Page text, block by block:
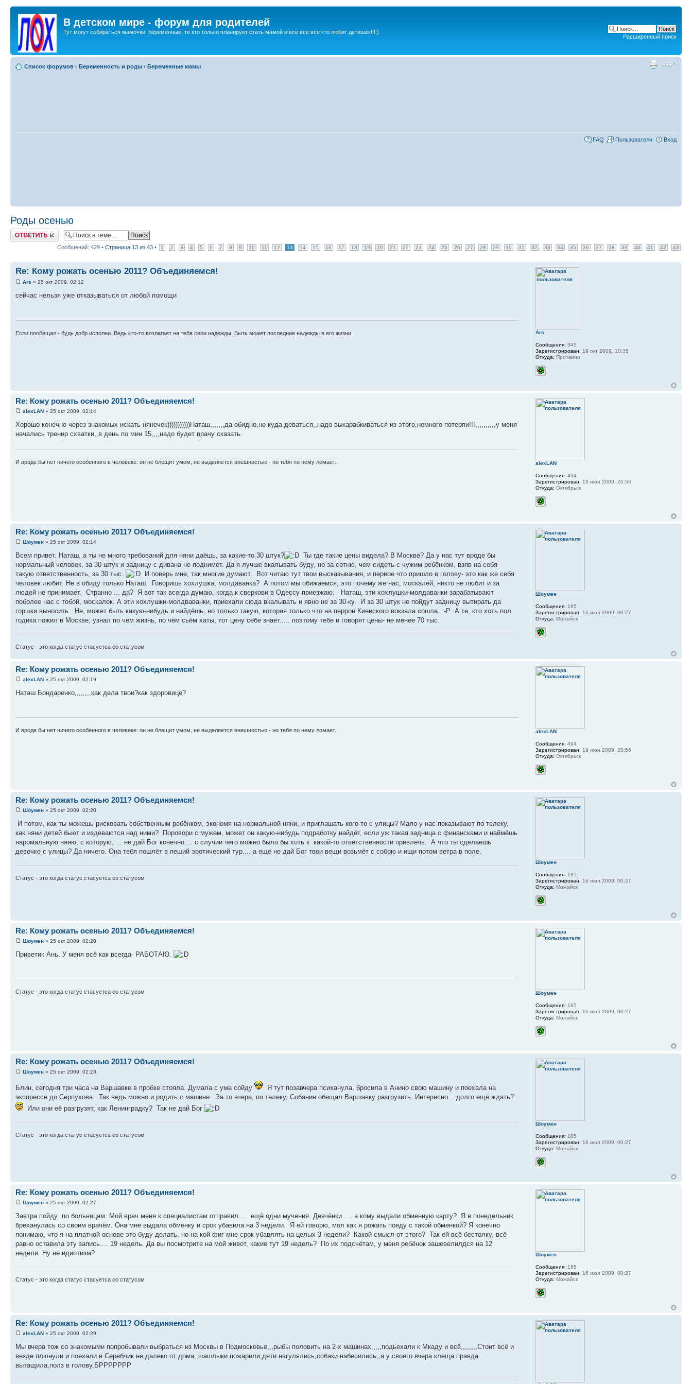
В детском мире - форум для родителей
Тут могут собираться мамочки, беременные, те кто только планирует стать мамой и все все все кто любит детишек!!!:)
Расширенный поиск
Список форумов ‹ Беременность и роды ‹ Беременные мамы
FAQ Пользователи Вход
Роды осенью
Ответить
Сообщений: 429 • Страница 13 из 43 • 1 2 3 4 5 6 7 8 9 10 11 12 13 14 15 16 17 18 19 20 21 22 23 24 25 26 27 28 29 30 31 32 33 34 35 36 37 38 39 40 41 42 43
Re: Кому рожать осенью 2011? Объединяемся!
Ars » 25 окт 2009, 02:12
сейчас нельзя уже отказываться от любой помощи
Если пообещал - будь добр исполни. Ведь кто-то возлагает на тебя свои надежды. Быть может последние надежды в его жизни. Ars
Сообщения: 345
Зарегистрирован: 19 окт 2009, 10:35
Откуда: Протвино
Re: Кому рожать осенью 2011? Объединяемся!
alexLAN » 25 окт 2009, 02:14
Хорошо конечно через знакомых искать нянечек)))))))))))Наташ,,,,,,,да обидно,но куда деваться,,надо выкарабкиваться из этого,немного потерпи!!!,,,,,,,,,,у меня
начались тренир схватки,,в день по мин 15,,,,надо будет врачу сказать.
И вроде бы нет ничего особенного в человеке: он не блещит умом, не выделяется внешностью - но тебя по нему ломает. alexLAN
Сообщения: 494
Зарегистрирован: 19 июн 2009, 20:56
Откуда: Октябрьск
Re: Кому рожать осенью 2011? Объединяемся!
Шоумен » 25 окт 2009, 02:14
Всем привет. Наташ, а ты не много требований для няни даёшь, за какие-то 30 штук?
Ты где такие цены видела? В Москве? Да у нас тут вроде бы
нормальный человек, за 30 штук и задницу с дивана не поднимет. Да я лучше вкалывать буду, но за сотню, чем сидеть с чужим ребёнком, взяв на себя
такую ответственность, за 30 тыс.
И поверь мне, так многие думают. Вот читаю тут твои высказывания, и первое что пришло в голову- это как же себя
человек любит. Не в обиду только Наташ. Говоришь хохлушка, молдаванка? А потом мы обижаемся, это почему же нас, москалей, никто не любит и за
людей не принимает. Странно ... да? Я вот так всегда думаю, когда к сверкови в Одессу приезжаю. Наташ, эти хохлушки-молдаванки зарабатывают
поболее нас с тобой, москалек. А эти хохлушки-молдваванки, приехали сюда вкалывать и явно не за 30-ку. И за 30 штук не пойдут задницу вытирать да
горшки выносить. Не, может быть какую-нибудь и найдёшь, но только такую, которая только что на перрон Киевского вокзала сошла. :-P А те, кто хоть пол
годика пожил в Москве, узнал по чём жизнь, по чём сьём хаты, тот цену себе знает..... поэтому тебе и говорят цены- не менее 70 тыс.
Статус - это когда статус стасуетса со статусом
Шоумен
Сообщения: 185
Зарегистрирован: 16 июл 2009, 00:27
Откуда: Можайск
Re: Кому рожать осенью 2011? Объединяемся!
alexLAN » 25 окт 2009, 02:19
Наташ Бондаренко,,,,,,,,как дела твои?как здоровице?
И вроде бы нет ничего особенного в человеке: он не блещит умом, не выделяется внешностью - но тебя по нему ломает. alexLAN
Сообщения: 494
Зарегистрирован: 19 июн 2009, 20:56
Откуда: Октябрьск
Re: Кому рожать осенью 2011? Объединяемся!
Шоумен » 25 окт 2009, 02:20
И потом, как ты можешь рисковать собственным ребёнком, экономя на нормальной няни, и приглашать кого-то с улицы? Мало у нас показывают по телеку,
как няни детей бьют и издеваются над ними? Поровори с мужем, может он какую-нибудь подработку найдёт, если уж такая задница с финансками и наймёшь
наромальную няню, с которую, .. не дай Бог конечно.... с случии чего можно было бы хоть к какой-то ответственности привлечь. А что ты сделаешь
девочке с улицы? Да ничего. Она тебя пошлёт в пеший эротический тур.... а ещё не дай Бог твои вещи возьмёт с собою и ищи потом ветра в поле.
Статус - это когда статус стасуетса со статусом
Шоумен
Сообщения: 185
Зарегистрирован: 16 июл 2009, 00:27
Откуда: Можайск
Re: Кому рожать осенью 2011? Объединяемся!
Шоумен » 25 окт 2009, 02:20
Приветик Ань. У меня всё как всегда- РАБОТАЮ.
Статус - это когда статус стасуетса со статусом Шоумен
Сообщения: 185
Зарегистрирован: 16 июл 2009, 00:27
Откуда: Можайск
Re: Кому рожать осенью 2011? Объединяемся!
Шоумен » 25 окт 2009, 02:23
Блин, сегодня три часа на Варшавке в пробке стояла. Думала с ума сойду
Я тут позавчера психанула, бросила в Анино свою машину и поехала на
экспрессе до Серпухова. Так ведь можно и родить с машине. За то вчера, по телеку, Собянин обещал Варшавку разгрузить. Интересно... долго ещё ждать?
Или они её разгрузят, как Ленинградку? Так не дай Бог
Статус - это когда статус стасуетса со статусом
Шоумен
Сообщения: 185
Зарегистрирован: 16 июл 2009, 00:27
Откуда: Можайск
Re: Кому рожать осенью 2011? Объединяемся!
Шоумен » 25 окт 2009, 02:27
Завтра пойду по больницам. Мой врач меня к специалистам отправил.... ещё одни мучения. Девчёнки..... а кому выдали обменную карту? Я в понедельник
бреханулась со своим врачём. Она мне выдала обменку и срок убавила на 3 недели. Я ей говорю, мол как я рожать поеду с такой обменкой? Я конечно
понимаю, что я на платной основе это буду делать, но на кой фиг мне срок убавлять на целых 3 недели? Какой смысл от этого? Так ей всё бестолку, всё
равно оставила эту запись.... 19 недель. Да вы посмотрите на мой живот, какие тут 19 недель? По их подсчётам, у меня ребёнок зашевелилдся на 12
недели. Ну не идиотизм?
Статус - это когда статус стасуетса со статусом
Шоумен
Сообщения: 185
Зарегистрирован: 16 июл 2009, 00:27
Откуда: Можайск
Re: Кому рожать осенью 2011? Объединяемся!
alexLAN » 25 окт 2009, 02:29
Мы вчера тож со знакомыми попробывали выбраться из Москвы в Подмосковье,,,рыбы половить на 2-х машинах,,,,,подьехали к Мкаду и всё,,,,,,,,Стоит всё и
везде плюнули и поехали в Серебчик не далеко от дома,,шашлыки пожарили,дети нагулялись,собаки набесились,,я у своего вчера клеща правда
вытащила,полз в голову,БРРРРРРР